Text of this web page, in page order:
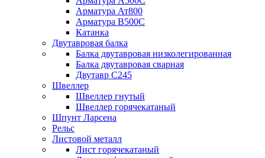
Арматура Ат800
Арматура В500С
Катанка
Двутавровая балка
Балка двутавровая низколегированная
Балка двутавровая сварная
Двутавр С245
Швеллер
Швеллер гнутый
Швеллер горячекатаный
Шпунт Ларсена
Рельс
Листовой металл
Лист горячекатаный